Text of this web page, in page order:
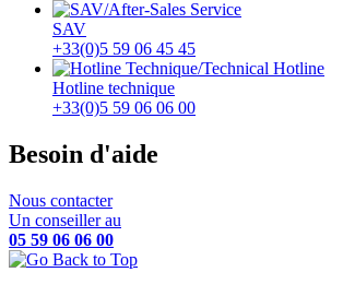
SAV
+33(0)5 59 06 45 45
Hotline technique
+33(0)5 59 06 06 00
Besoin d'aide
Nous contacter
Un conseiller au
05 59 06 06 00